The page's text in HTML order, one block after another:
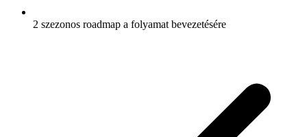
2 szezonos roadmap a folyamat bevezetésére